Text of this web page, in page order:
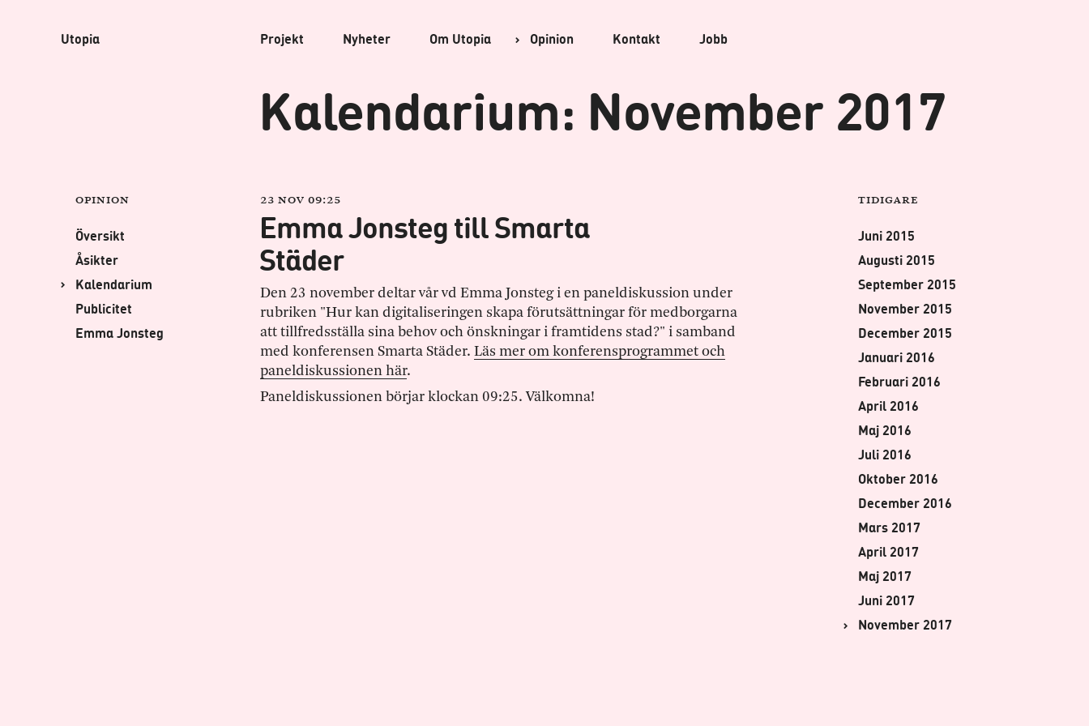
Utopia Projekt Nyheter Om Utopia Opinion Kontakt Jobb
Kalendarium: November 2017
Opinion
Översikt
Åsikter
Kalendarium
Publicitet
Emma Jonsteg
23 nov 09:25
Emma Jonsteg till Smarta
Städer
Den 23 november deltar vår vd Emma Jonsteg i en paneldiskussion under
rubriken "Hur kan digitaliseringen skapa förutsättningar för medborgarna
att tillfredsställa sina behov och önskningar i framtidens stad?" i samband
med konferensen Smarta Städer. Läs mer om konferensprogrammet och
paneldiskussionen här.
Paneldiskussionen börjar klockan 09:25. Välkomna!
Tidigare
Juni 2015
Augusti 2015
September 2015
November 2015
December 2015
Januari 2016
Februari 2016
April 2016
Maj 2016
Juli 2016
Oktober 2016
December 2016
Mars 2017
April 2017
Maj 2017
Juni 2017
November 2017